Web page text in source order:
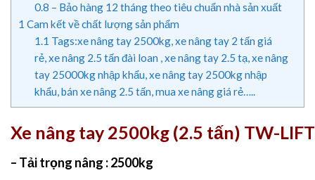
0.8 – Bảo hàng 12 tháng theo tiêu chuẩn nhà sản xuất
1 Cam kết về chất lượng sản phẩm
1.1 Tags:xe nâng tay 2500kg, xe nâng tay 2 tấn giá
rẻ, xe nâng 2.5 tấn đài loan , xe nâng tay 2.5 tạ, xe nâng
tay 25000kg nhập khẩu, xe nâng tay 2500kg nhập
khẩu, bán xe nâng 2.5 tấn, mua xe nâng giá rẻ…..
Xe nâng tay 2500kg (2.5 tấn) TW-
– Tải trọng nâng : 2500kg